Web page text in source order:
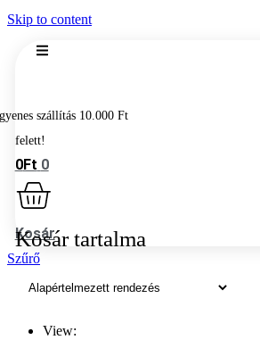
Skip to content
0Ft 0
Kosár
Szűrő
View: